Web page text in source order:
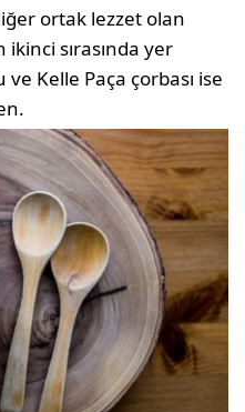
ortak lezzet olan
ikinci sırasında yer
ve Kelle Paça çorbası ise